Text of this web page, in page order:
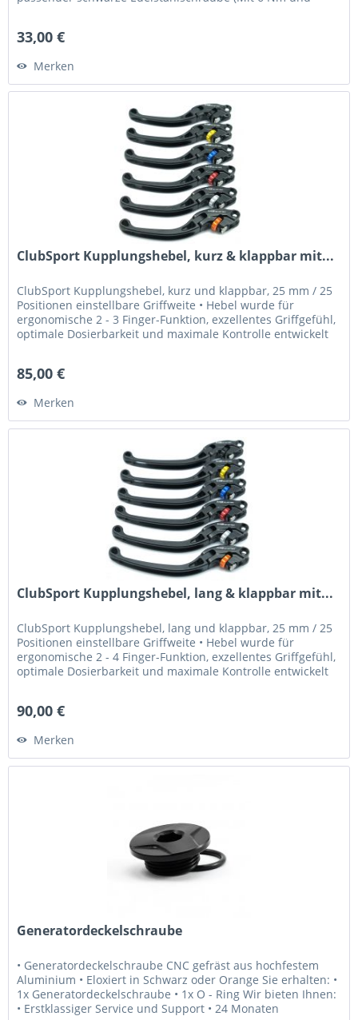
33,00 €
Merken
ClubSport Kupplungshebel, kurz & klappbar mit...
ClubSport Kupplungshebel, kurz und klappbar, 25 mm / 25
Positionen einstellbare Griffweite • Hebel wurde für
ergonomische 2 - 3 Finger-Funktion, exzellentes Griffgefühl,
optimale Dosierbarkeit und maximale Kontrolle entwickelt
85,00 €
Merken
ClubSport Kupplungshebel, lang & klappbar mit...
ClubSport Kupplungshebel, lang und klappbar, 25 mm / 25
Positionen einstellbare Griffweite • Hebel wurde für
ergonomische 2 - 4 Finger-Funktion, exzellentes Griffgefühl,
optimale Dosierbarkeit und maximale Kontrolle entwickelt
90,00 €
Merken
Generatordeckelschraube
• Generatordeckelschraube CNC gefräst aus hochfestem
Aluminium • Eloxiert in Schwarz oder Orange Sie erhalten: •
1x Generatordeckelschraube • 1x O - Ring Wir bieten Ihnen:
• Erstklassiger Service und Support • 24 Monaten